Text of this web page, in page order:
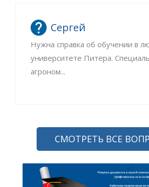
Сергей
Нужна справка об обучении в
университете Питера.
агроном...
СМОТРЕТЬ ВСЕ